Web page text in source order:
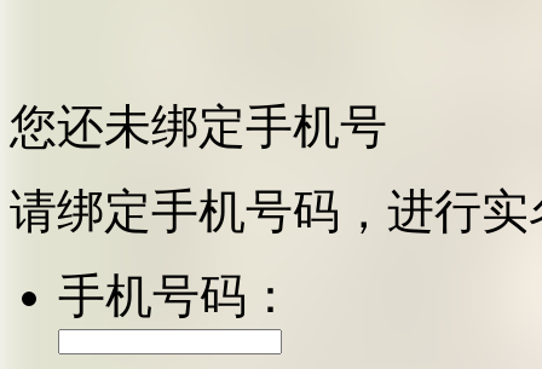
您还未绑定手机号
请绑定手机号码，进行
手机号码：